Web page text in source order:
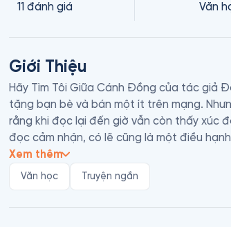
11 đánh giá Văn
Giới Thiệu
Hãy Tìm Tôi Giữa Cánh Đồng của tác giả
tặng bạn bè và bán một ít trên mạng.
rằng khi đọc lại đến giờ vẫn còn thấy xúc
đọc cảm nhận, có lẽ cũng là một điều
Một sách nói trong trẻo như giọt sương
đứa trẻ xa quê không khỏi cay nồng sống
Xem thêm
Văn học Truyện ngắn